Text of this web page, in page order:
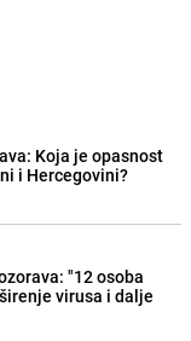
Koja je opasnost
i Hercegovini?
"12 osoba
virusa i dalje